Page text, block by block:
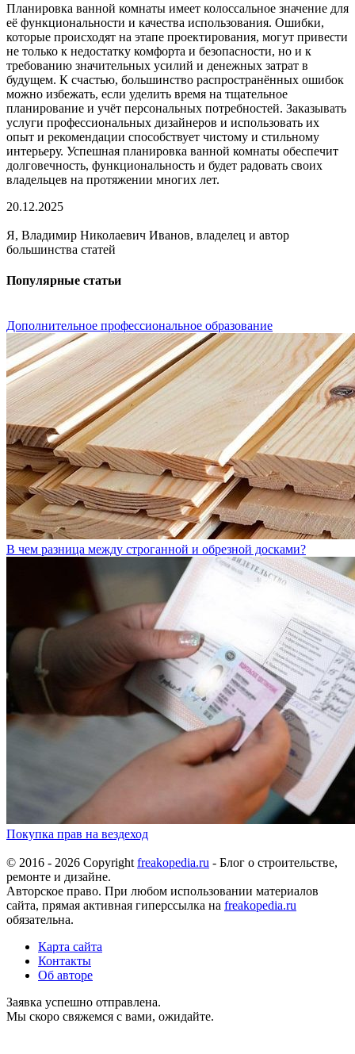
Планировка ванной комнаты имеет колоссальное значение для
её функциональности и качества использования. Ошибки,
которые происходят на этапе проектирования, могут привести
не только к недостатку комфорта и безопасности, но и к
требованию значительных усилий и денежных затрат в
будущем. К счастью, большинство распространённых ошибок
можно избежать, если уделить время на тщательное
планирование и учёт персональных потребностей. Заказывать
услуги профессиональных дизайнеров и использовать их
опыт и рекомендации способствует чистому и стильному
интерьеру. Успешная планировка ванной комнаты обеспечит
долговечность, функциональность и будет радовать своих
владельцев на протяжении многих лет.
20.12.2025
Я, Владимир Николаевич Иванов, владелец и автор
большинства статей
Популярные статьи
Дополнительное профессиональное образование
В чем разница между строганной и обрезной досками?
Покупка прав на вездеход
© 2016 - 2026 Copyright freakopedia.ru - Блог о строительстве,
ремонте и дизайне.
Авторское право. При любом использовании материалов
сайта, прямая активная гиперссылка на freakopedia.ru
обязательна.
Карта сайта
Контакты
Об авторе
Заявка успешно отправлена.
Мы скоро свяжемся с вами, ожидайте.